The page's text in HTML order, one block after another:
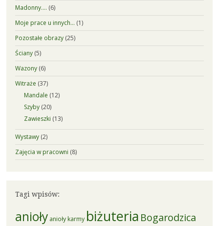
Madonny…. (6)
Moje prace u innych… (1)
Pozostałe obrazy(25)
Ściany(5)
Wazony(6)
Witraże (37)
Mandale (12)
Szyby(20)
Zawieszki (13)
Wystawy(2)
Zajęcia w pracowni (8)
Tagi wpisów:
anioły anioły karmy biżuteria Bogarodzica